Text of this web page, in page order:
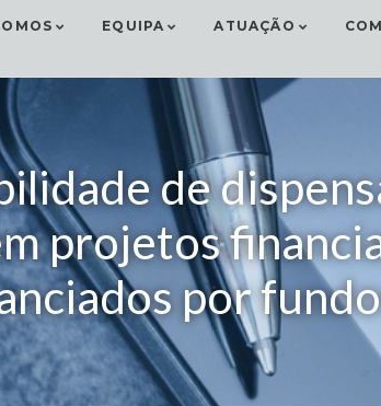
EQUIPA ATUAÇÃO
de
projetos
por